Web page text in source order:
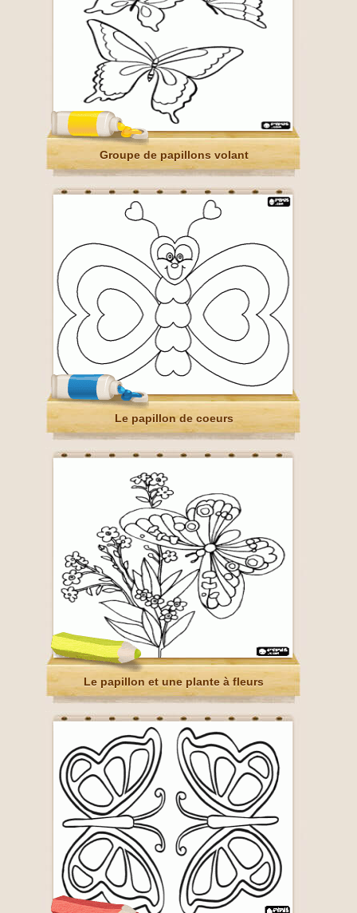
Groupe de papillons volant
Le papillon de coeurs
Le papillon et une plante à fleurs